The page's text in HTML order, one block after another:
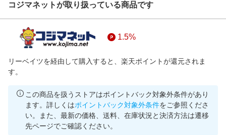
コジマネットが取り扱っている商品です
1.5%
リーベイツを経由して購入すると、楽天ポイントが還元されま
す。
この商品を扱うストアはポイントバック対象外条件があり
ます。詳しくはポイントバック対象外条件をご参照くださ
い。また、最新の価格、送料、在庫状況と決済方法は遷移
先ページでご確認ください。